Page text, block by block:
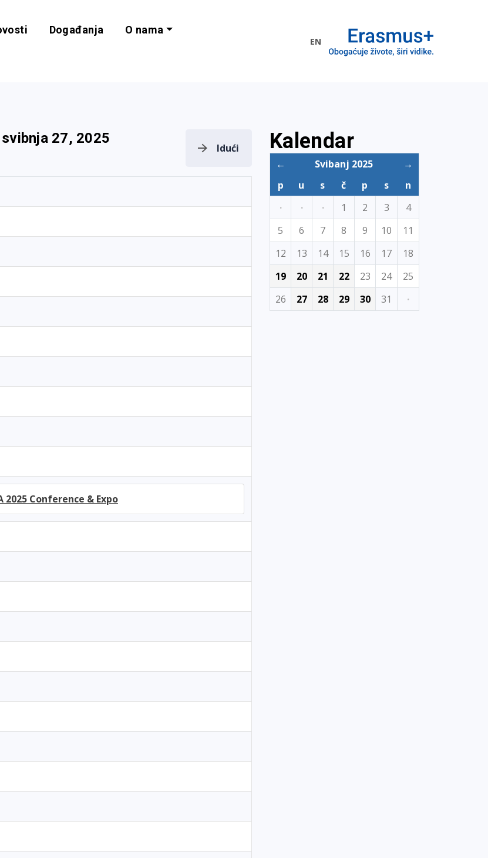
i programe EU
Događanja O nama
EN
27, 2025
Idući
2025 Conference & Expo
Kalendar
← Svibanj 2025
→
p
u s č p s
n
·
· · 1 2 3
4
5
6 7 8 9 10
11
12
13 14 15 16 17
18
19
20 21 22 23 24
25
26
27 28 29 30 31 ·